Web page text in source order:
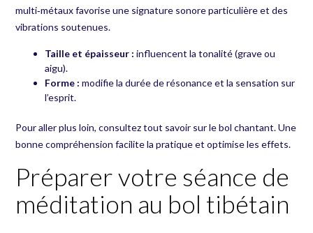
multi‑métaux favorise une signature sonore particulière et des
vibrations soutenues.
Taille et épaisseur : influencent la tonalité (grave ou
aigu).
Forme : modifie la durée de résonance et la sensation sur
l’esprit.
Pour aller plus loin, consulteztout savoir sur le bol chantant. Une
bonne compréhension facilite la pratique et optimise les effets.
Préparer votre séance de
méditation au bol tibétain